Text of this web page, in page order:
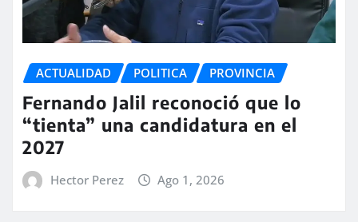
ACTUALIDAD POLITICA PROVINCIA
Fernando Jalil reconoció que lo
“tienta” una candidatura en el
2027
Hector Perez Ago 1, 2026